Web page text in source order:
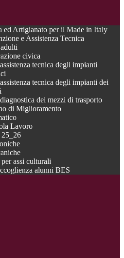
ed Artigianato per il Made in Italy
e Assistenza Tecnica
civica
tecnica degli impianti
tecnica degli impianti dei
dei mezzi di trasporto
di Miglioramento
Lavoro
assi culturali
alunni BES